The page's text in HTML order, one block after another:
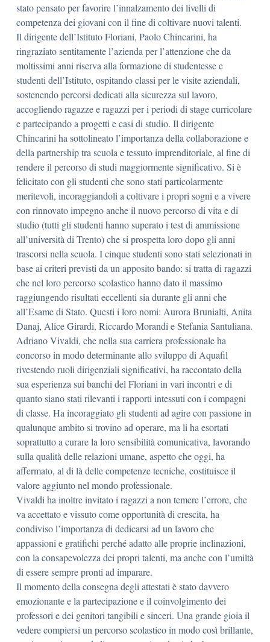
stato pensato per favorire l’innalzamento dei livelli di
competenza dei giovani con il fine di coltivare nuovi talenti.
Il dirigente dell’Istituto Floriani, Paolo Chincarini, ha
ringraziato sentitamente l’azienda per l’attenzione che da
moltissimi anni riserva alla formazione di studentesse e
studenti dell’Istituto, ospitando classi per le visite aziendali,
sostenendo percorsi dedicati alla sicurezza sul lavoro,
accogliendo ragazze e ragazzi per i periodi di stage curricolare
e partecipando a progetti e casi di studio. Il dirigente
Chincarini ha sottolineato l’importanza della collaborazione e
della partnership tra scuola e tessuto imprenditoriale, al fine di
rendere il percorso di studi maggiormente significativo. Si è
felicitato con gli studenti che sono stati particolarmente
meritevoli, incoraggiandoli a coltivare i propri sogni e a vivere
con rinnovato impegno anche il nuovo percorso di vita e di
studio (tutti gli studenti hanno superato i test di ammissione
all’università di Trento) che si prospetta loro dopo gli anni
trascorsi nella scuola. I cinque studenti sono stati selezionati in
base ai criteri previsti da un apposito bando: si tratta di ragazzi
che nel loro percorso scolastico hanno dato il massimo
raggiungendo risultati eccellenti sia durante gli anni che
all’Esame di Stato. Questi i loro nomi: Aurora Brunialti, Anita
Danaj, Alice Girardi, Riccardo Morandi e Stefania Santuliana.
Adriano Vivaldi, che nella sua carriera professionale ha
concorso in modo determinante allo sviluppo di Aquafil
rivestendo ruoli dirigenziali significativi, ha raccontato della
sua esperienza sui banchi del Floriani in vari incontri e di
quanto siano stati rilevanti i rapporti intessuti con i compagni
di classe. Ha incoraggiato gli studenti ad agire con passione in
qualunque ambito si trovino ad operare, ma li ha esortati
soprattutto a curare la loro sensibilità comunicativa, lavorando
sulla qualità delle relazioni umane, aspetto che oggi, ha
affermato, al di là delle competenze tecniche, costituisce il
valore aggiunto nel mondo professionale.
Vivaldi ha inoltre invitato i ragazzi a non temere l’errore, che
va accettato e vissuto come opportunità di crescita, ha
condiviso l’importanza di dedicarsi ad un lavoro che
appassioni e gratifichi perché adatto alle proprie inclinazioni,
con la consapevolezza dei propri talenti, ma anche con l’umiltà
di essere sempre pronti ad imparare.
Il momento della consegna degli attestati è stato davvero
emozionante e la partecipazione e il coinvolgimento dei
professori e dei genitori tangibili e sinceri. Una grande gioia il
vedere compiersi un percorso scolastico in modo così brillante,